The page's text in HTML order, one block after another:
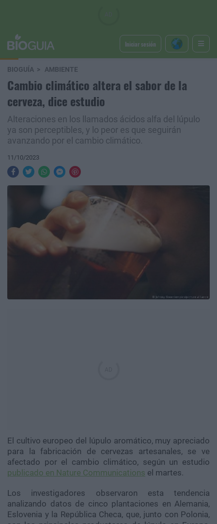
Iniciar sesión
BIOGUÍA AMBIENTE
Cambio climático altera el sabor de la
cerveza, dice estudio
Alteraciones en los llamados ácidos alfa del lúpulo
ya son perceptibles, y lo peor es que seguirán
avanzando por el cambio climático.
11/10/2023
El cultivo europeo del lúpulo aromático, muy apreciado
para la fabricación de cervezas artesanales, se ve
afectado por el cambio climático, según un estudio
publicado en Nature Communications el martes.
Los investigadores observaron esta tendencia
analizando datos de cinco plantaciones en Alemania,
Eslovenia y la República Checa, que, junto con Polonia,